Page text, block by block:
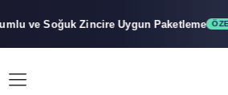
ve SoğukZincire Uygun Paketleme ÖZEL
Geri Dön
Geri Dön
Geri Dön